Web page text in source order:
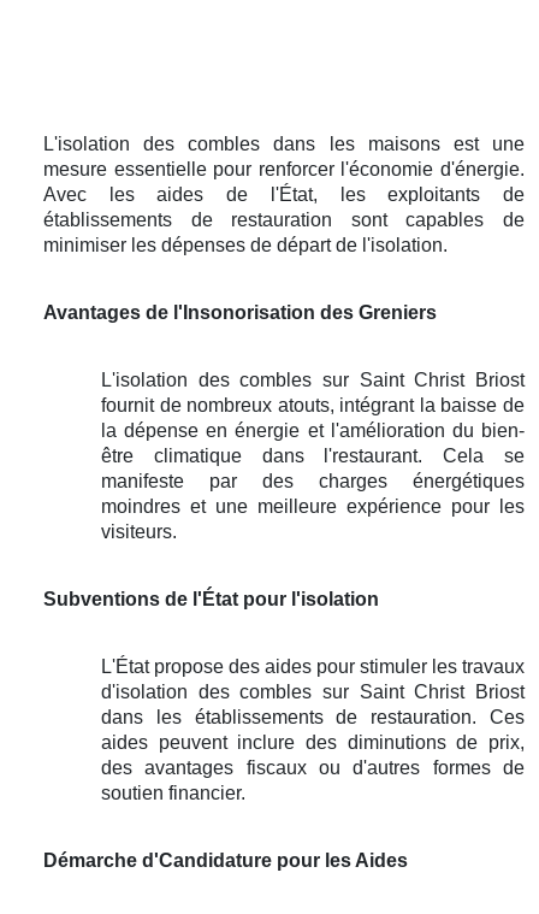
L'isolation des combles dans les maisons est une
mesure essentielle pour renforcer l'économie d'énergie.
Avec les aides de l'État, les exploitants de
établissements de restauration sont capables de
minimiser les dépenses de départ de l'isolation.
Avantages de l'Insonorisation des Greniers
L'isolation des combles sur Saint Christ Briost
fournit de nombreux atouts, intégrant la baisse de
la dépense en énergie et l'amélioration du bien-
être climatique dans l'restaurant. Cela se
manifeste par des charges énergétiques
moindres et une meilleure expérience pour les
visiteurs.
Subventions de l'État pour l'isolation
L'État propose des aides pour stimuler les travaux
d'isolation des combles sur Saint Christ Briost
dans les établissements de restauration. Ces
aides peuvent inclure des diminutions de prix,
des avantages fiscaux ou d'autres formes de
soutien financier.
Démarche d'Candidature pour les Aides